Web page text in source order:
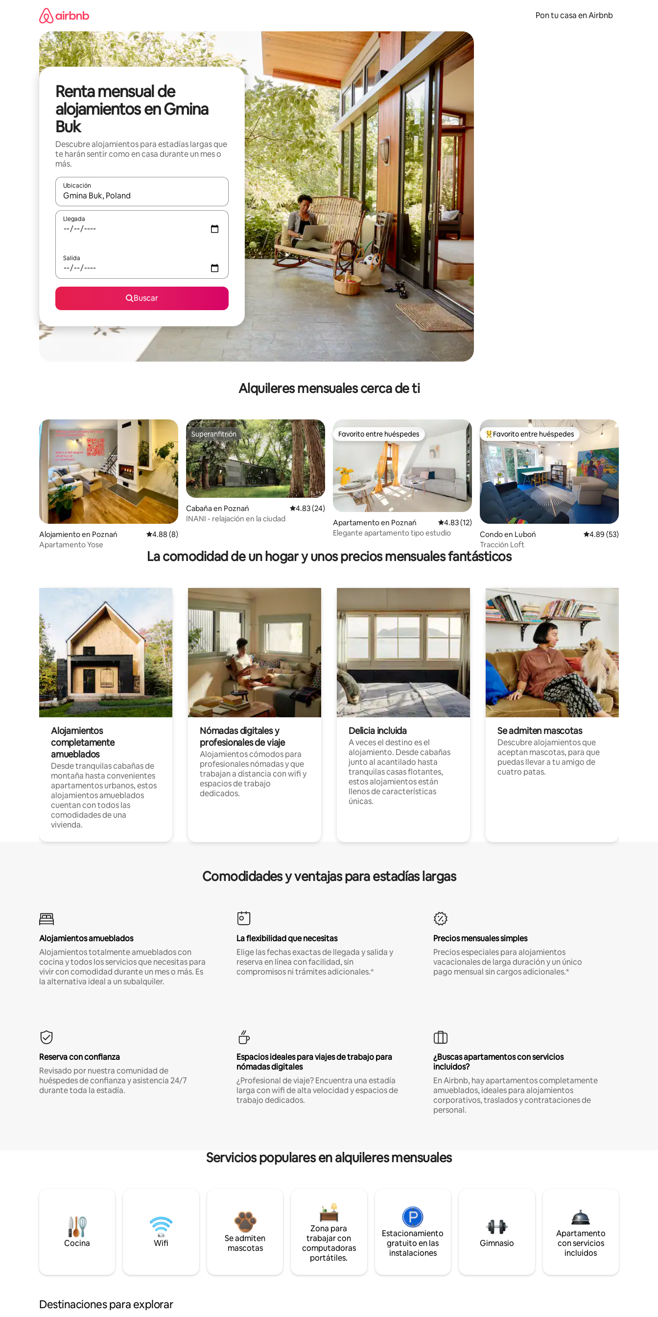
Pon tu casa en Airbnb
Renta mensual de
alojamientos en Gmina
Buk
Descubre alojamientos para estadías largas que
te harán sentir como en casa durante un mes o
más.
Ubicación
Cuando los resultados estén disponibles, navega con las teclas de flecha hacia arriba y hacia abajo o explora con el tacto o desliza el dedo.
Llegada
Salida
Buscar
Alquileres mensuales cerca de ti
Alojamiento en Poznań Calificación promedio: 4.88 de 5, 8 reseñas
4.88 (8)
Apartamento Yose
Superanfitrión
Superanfitrión
Cabaña en Poznań Calificación promedio: 4.83 de 5, 24 reseñas
4.83 (24)
INANI - relajación en la ciudad
Favorito entre huéspedes
Favorito entre huéspedes
Apartamento en Poznań Calificación promedio: 4.83 de 5, 12 reseñas
4.83 (12)
Elegante apartamento tipo estudio
Favorito entre huéspedes preferido
Favorito entre huéspedes
Condo en Luboń Calificación
4.89 (53)
Tracción Loft
La comodidad de un hogar y unos precios mensuales fantásticos
Alojamientos
completamente
amueblados
Desde tranquilas cabañas de
montaña hasta convenientes
apartamentos urbanos, estos
alojamientos amueblados
cuentan con todos las
comodidades de una
vivienda.
Nómadas digitales y
profesionales de viaje
Alojamientos cómodos para
profesionales nómadas y que
trabajan a distancia con wifi y
espacios de trabajo
dedicados.
Delicia incluida
A veces el destino es el
alojamiento. Desde cabañas
junto al acantilado hasta
tranquilas casas flotantes,
estos alojamientos están
llenos de características
únicas.
Se admiten mascotas
Descubre alojamientos que
aceptan mascotas, para que
puedas llevar a tu amigo de
cuatro patas.
Comodidades y ventajas para estadías largas
Alojamientos amueblados
Alojamientos totalmente amueblados con
cocina y todos los servicios que necesitas para
vivir con comodidad durante un mes o más. Es
la alternativa ideal a un subalquiler.
La flexibilidad que necesitas
Elige las fechas exactas de llegada y salida y
reserva en línea con facilidad, sin
compromisos ni trámites adicionales.*
Precios mensuales simples
Precios especiales para alojamientos
vacacionales de larga duración y un único
pago mensual sin cargos adicionales.*
Reserva con confianza
Revisado por nuestra comunidad de
huéspedes de confianza y asistencia 24/7
durante toda la estadía.
Espacios ideales para viajes de trabajo para
nómadas digitales
¿Profesional de viaje? Encuentra una estadía
larga con wifi de alta velocidad y espacios de
trabajo dedicados.
¿Buscas apartamentos con servicios
incluidos?
En Airbnb, hay apartamentos completamente
amueblados, ideales para alojamientos
corporativos, traslados y contrataciones de
personal.
Servicios populares en alquileres mensuales
Cocina Wifi
Se admiten
mascotas
Zona para
trabajar con
computadoras
portátiles.
Estacionamiento
gratuito en las
instalaciones
Gimnasio
Apartamento
con servicios
incluidos
Destinaciones para explorar